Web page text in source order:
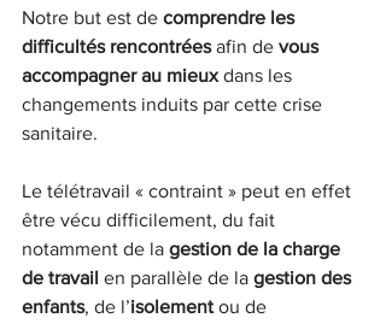
Notre but est de comprendre les
difficultés rencontrées afin de vous
accompagner au mieux dans les
changements induits par cette crise
sanitaire.
Le télétravail « contraint » peut en effet
être vécu difficilement, du fait
notamment de la gestion de la charge
de travail en parallèle de la gestion des
enfants, de l’isolement ou de